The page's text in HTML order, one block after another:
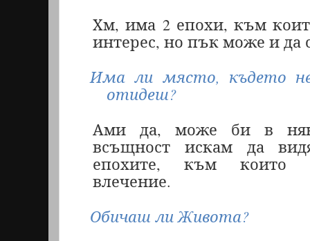
Хм, има 2 епохи, към
интерес, но пък може и да
Има ли място, където
отидеш?
Ами да, може би в
всъщност искам да
епохите, към които
влечение.
Обичаш ли Живота?